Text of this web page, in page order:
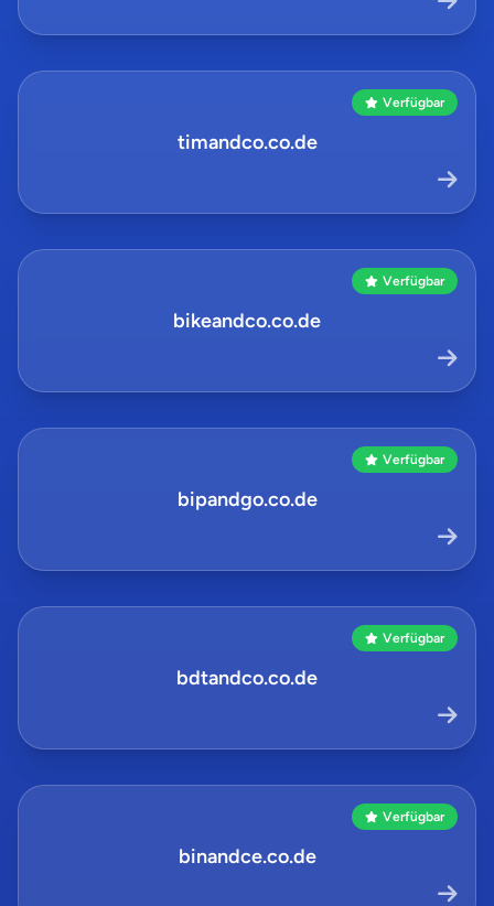
Verfügbar
timandco.co.de
Verfügbar
bikeandco.co.de
Verfügbar
bipandgo.co.de
Verfügbar
bdtandco.co.de
Verfügbar
binandce.co.de